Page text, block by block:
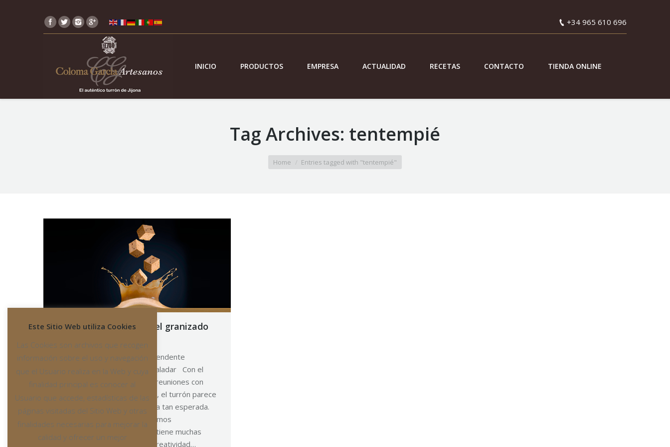
+34 965 610 696
INICIO PRODUCTOS EMPRESA ACTUALIDAD RECETAS CONTACTO TIENDA ONLINE
Tag Archives: tentempié
Home Entries tagged with "tentempié"
Disfruta este verano del granizado
de turrón
Granizado de turrón, el sorprendente
granizado que endulzará tu paladar Con el
calor del verano, la playa, las reuniones con
amigos y las tardes en familia, el turrón parece
no tener cabida en esta época tan esperada.
Pero en Coloma García queremos
demostraros que este dulce tiene muchas
aplicaciones con un poco de creatividad…
Este Sitio Web utiliza Cookies
Las Cookies son archivos que recogen
información sobre el uso y navegación
que el Usuario realiza en la Web y cuya
finalidad principal es conocer al
Usuario que accede, estadísticas de las
páginas visitadas del Sitio Web y otras
finalidades necesarias para mejorar la
calidad y ofrecer un mejor